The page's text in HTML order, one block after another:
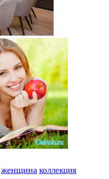
женщина коллекция